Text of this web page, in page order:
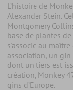
L’histoire de
Alexander Stein.
Montgomery
base de plantes
s'associe au
association, un
dont un tiers est
création, Monkey
gins d’Europe.